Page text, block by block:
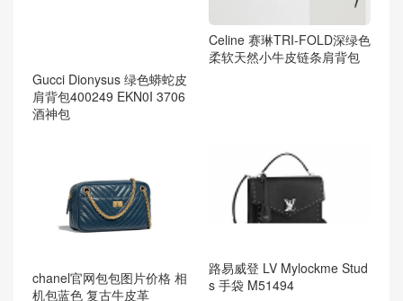
Gucci Dionysus 绿色蟒蛇皮
肩背包400249 EKN0I 3706
酒神包
Celine 赛琳TRI-FOLD深绿色
柔软天然小牛皮链条肩背包
chanel官网包包图片价格 相
机包蓝色 复古牛皮革
路易威登 LV Mylockme Stud
s 手袋 M51494